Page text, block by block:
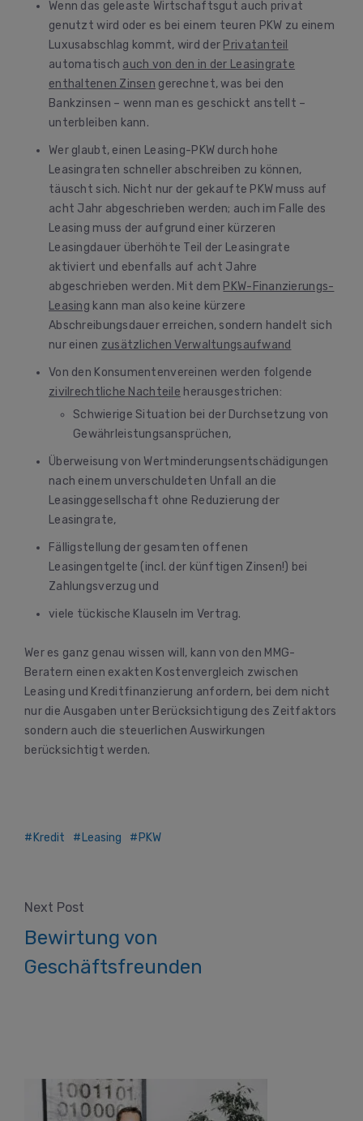
Wenn das geleaste Wirtschaftsgut auch privat
genutzt wird oder es bei einem teuren PKW zu einem
Luxusabschlag kommt, wird der Privatanteil
automatisch auch von den in der Leasingrate
enthaltenen Zinsen gerechnet, was bei den
Bankzinsen – wenn man es geschickt anstellt –
unterbleiben kann.
Wer glaubt, einen Leasing-PKW durch hohe
Leasingraten schneller abschreiben zu können,
täuscht sich. Nicht nur der gekaufte PKW muss auf
acht Jahr abgeschrieben werden; auch im Falle des
Leasing muss der aufgrund einer kürzeren
Leasingdauer überhöhte Teil der Leasingrate
aktiviert und ebenfalls auf acht Jahre
abgeschrieben werden. Mit dem PKW-Finanzierungs-
Leasing kann man also keine kürzere
Abschreibungsdauer erreichen, sondern handelt sich
nur einen zusätzlichen Verwaltungsaufwand
Von den Konsumentenvereinen werden folgende
zivilrechtliche Nachteile herausgestrichen:
Schwierige Situation bei der Durchsetzung von
Gewährleistungsansprüchen,
Überweisung von Wertminderungsentschädigungen
nach einem unverschuldeten Unfall an die
Leasinggesellschaft ohne Reduzierung der
Leasingrate,
Fälligstellung der gesamten offenen
Leasingentgelte (incl. der künftigen Zinsen!) bei
Zahlungsverzug und
viele tückische Klauseln im Vertrag.
Wer es ganz genau wissen will, kann von den MMG-
Beratern einen exakten Kostenvergleich zwischen
Leasing und Kreditfinanzierung anfordern, bei dem nicht
nur die Ausgaben unter Berücksichtigung des Zeitfaktors
sondern auch die steuerlichen Auswirkungen
berücksichtigt werden.
Kredit Leasing PKW
Next Post
Bewirtung von
Geschäftsfreunden